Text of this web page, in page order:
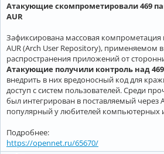
Атакующие скомпрометировали 469
AUR
Зафиксирована массовая компрометация
AUR (Arch User Repository), применяемом
распространения приложений от
Атакующие получили контроль над
внедрить в них вредоносный код для
доступ с систем пользователей. Среди
был интегрирован в поставляемый через
популярный у любителей компьютерных
Подробнее:
https://opennet.ru/65670/